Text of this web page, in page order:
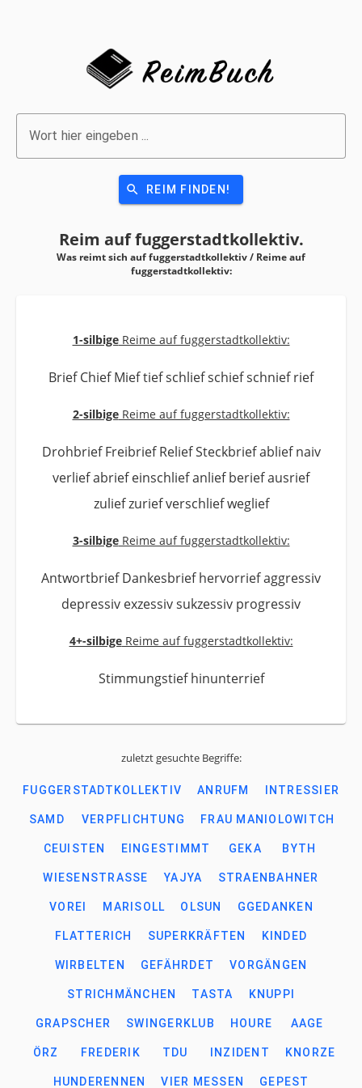
Wort hier eingeben ...
search REIM FINDEN!
Reim auffuggerstadtkollektiv.
Was reimt sich auf fuggerstadtkollektiv / Reime auf
fuggerstadtkollektiv:
1-silbigeReime auf fuggerstadtkollektiv:
Brief Chief Mief tief schlief schief schnief rief
2-silbigeReime auf fuggerstadtkollektiv:
Drohbrief Freibrief Relief Steckbrief ablief naiv
verlief abrief einschlief anlief berief ausrief
zulief zurief verschlief weglief
3-silbigeReime auf fuggerstadtkollektiv:
Antwortbrief Dankesbrief hervorrief aggressiv
depressiv exzessiv sukzessiv progressiv
4+-silbigeReime auf fuggerstadtkollektiv:
Stimmungstief hinunterrief
zuletzt gesuchte Begriffe:
FUGGERSTADTKOLLEKTIV ANRUFM INTRESSIER
SAMD VERPFLICHTUNG FRAU MANIOLOWITCH
CEUISTEN EINGESTIMMT GEKA BYTH
WIESENSTRASSE YAJYA STRAENBAHNER
VOREI MARISOLL OLSUN GGEDANKEN
FLATTERICH SUPERKRÄFTEN KINDED
WIRBELTEN GEFÄHRDET VORGÄNGEN
STRICHMÄNCHEN TASTA KNUPPI
GRAPSCHER SWINGERKLUB HOURE AAGE
ÖRZ FREDERIK TDU INZIDENT KNORZE
HUNDERENNEN VIER MESSEN GEPEST